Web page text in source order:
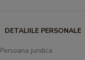
DETALIILE PERSONALE
Persoana juridica